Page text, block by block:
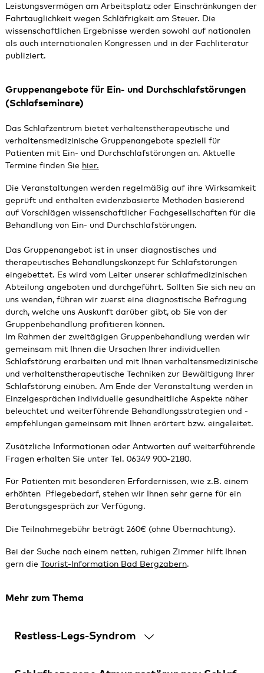
Leistungsvermögen am Arbeitsplatz oder Einschränkungen der
Fahrtauglichkeit wegen Schläfrigkeit am Steuer. Die
wissenschaftlichen Ergebnisse werden sowohl auf nationalen
als auch internationalen Kongressen und in der Fachliteratur
publiziert.
Gruppenangebote für Ein- und Durchschlafstörungen
(Schlafseminare)
Das Schlafzentrum bietet verhaltenstherapeutische und
verhaltensmedizinische Gruppenangebote speziell für
Patienten mit Ein- und Durchschlafstörungen an. Aktuelle
Termine finden Sie hier.
Die Veranstaltungen werden regelmäßig auf ihre Wirksamkeit
geprüft und enthalten evidenzbasierte Methoden basierend
auf Vorschlägen wissenschaftlicher Fachgesellschaften für die
Behandlung von Ein- und Durchschlafstörungen.
Das Gruppenangebot ist in unser diagnostisches und
therapeutisches Behandlungskonzept für Schlafstörungen
eingebettet. Es wird vom Leiter unserer schlafmedizinischen
Abteilung angeboten und durchgeführt. Sollten Sie sich neu an
uns wenden, führen wir zuerst eine diagnostische Befragung
durch, welche uns Auskunft darüber gibt, ob Sie von der
Gruppenbehandlung profitieren können.
Im Rahmen der zweitägigen Gruppenbehandlung werden wir
gemeinsam mit Ihnen die Ursachen Ihrer individuellen
Schlafstörung erarbeiten und mit Ihnen verhaltensmedizinische
und verhaltenstherapeutische Techniken zur Bewältigung Ihrer
Schlafstörung einüben. Am Ende der Veranstaltung werden in
Einzelgesprächen individuelle gesundheitliche Aspekte näher
beleuchtet und weiterführende Behandlungsstrategien und -
empfehlungen gemeinsam mit Ihnen erörtert bzw. eingeleitet.
Zusätzliche Informationen oder Antworten auf weiterführende
Fragen erhalten Sie unter Tel. 06349 900-2180.
Für Patienten mit besonderen Erfordernissen, wie z.B. einem
erhöhten Pflegebedarf, stehen wir Ihnen sehr gerne für ein
Beratungsgespräch zur Verfügung.
Die Teilnahmegebühr beträgt 260€ (ohne Übernachtung).
Bei der Suche nach einem netten, ruhigen Zimmer hilft Ihnen
gern die
Tourist-Information Bad Bergzabern.
Mehr zum Thema
Restless-Legs-Syndrom